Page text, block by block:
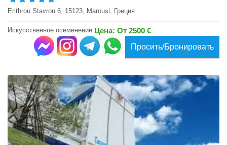
Erithrou Stavrou 6, 15123, Marousi, Греция
Искусственное осеменение Цена: От 2500 €
Просить/Бронировать